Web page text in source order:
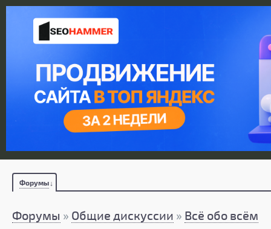
Форумы
Форумы » Общие дискуссии » Всё обо всём